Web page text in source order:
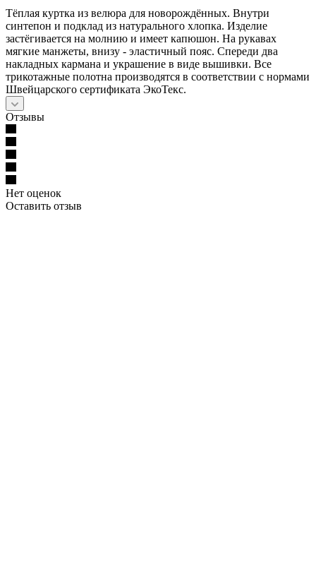
Тёплая куртка из велюра для новорождённых. Внутри
синтепон и подклад из натурального хлопка. Изделие
застёгивается на молнию и имеет капюшон. На рукавах
мягкие манжеты, внизу - эластичный пояс. Спереди два
накладных кармана и украшение в виде вышивки. Все
трикотажные полотна производятся в соответствии с нормами
Швейцарского сертификата ЭкоТекс.
Отзывы
Нет оценок
Оставить отзыв